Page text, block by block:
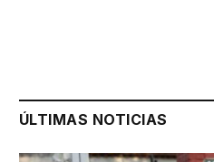
ÚLTIMAS NOTICIAS